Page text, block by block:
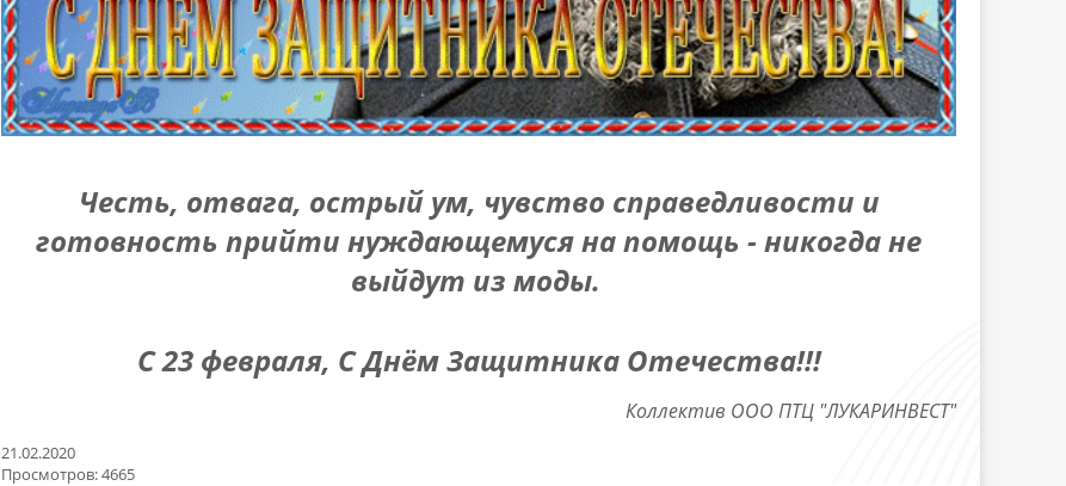
Честь, отвага, острый ум, чувство справедливости и
готовность прийти нуждающемуся на помощь - никогда не
выйдут из моды.
С 23 февраля, С Днём Защитника Отечества!!!
Коллектив ООО ПТЦ "ЛУКАРИНВЕСТ"
21.02.2020
Просмотров: 4665